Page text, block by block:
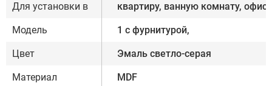
Для установки в квартиру, ванную комнату, офис
Модель 1 с фурнитурой,
Цвет Эмаль светло-серая
Материал MDF